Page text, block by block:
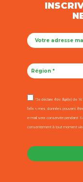
"Je déclare être âgé(e) de
l’afa », mes données pouvant
e-mail sera conservée pendant
consentement à tout moment